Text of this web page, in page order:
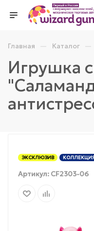
Главная — Каталог —
Игрушка
ЭКСКЛЮЗИВ
Артикул: CF2303-06